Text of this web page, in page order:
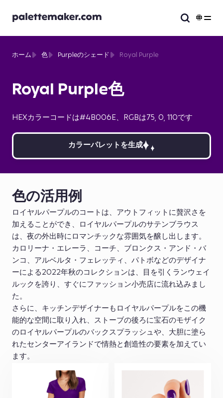
Royal Purple色
HEXカラーコードは#4B006E、RGBは75, 0, 110です
ホーム 色 Purpleのシェード Royal Purple
カラーパレットを生成
色の活用例
ロイヤルパープルのコートは、アウトフィットに贅沢さを
加えることができ、ロイヤルパープルのサテンブラウス
は、夜の外出時にロマンチックな雰囲気を醸し出します。
カロリーナ・エレーラ、コーチ、ブロンクス・アンド・バ
ンコ、アルベルタ・フェレッティ、パトボなどのデザイナ
ーによる2022年秋のコレクションは、目を引くランウェイ
ルックを誇り、すぐにファッション小売店に流れ込みまし
た。
さらに、キッチンデザイナーもロイヤルパープルをこの機
能的な空間に取り入れ、ストーブの後ろに宝石のモザイク
のロイヤルパープルのバックスプラッシュや、大胆に塗ら
れたセンターアイランドで情熱と創造性の要素を加えてい
ます。